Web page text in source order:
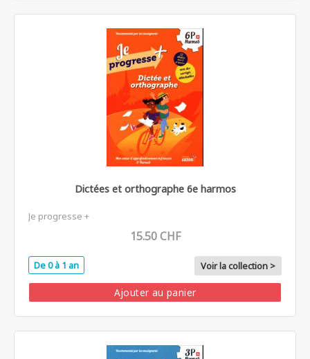
Dictées et orthographe 6e harmos
Je progresse +
15.50 CHF
De 0 à 1 an Voir la collection >
Ajouter au panier